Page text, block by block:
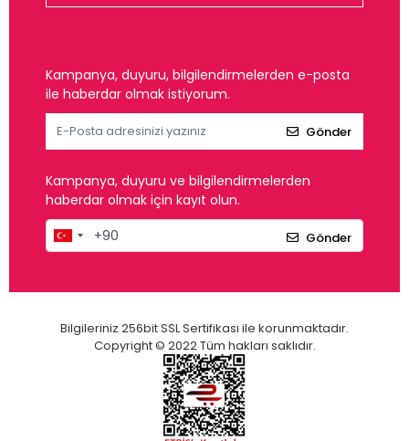
Kampanya, duyuru, bilgilendirmelerden e-posta
ile haberdar olmak istiyorum.
Gönder
Kampanya, duyuru ve bilgilendirmelerden
haberdar olmak için kayıt olun.
Gönder
Bilgileriniz 256bit SSL Sertifikası ile korunmaktadır.
Copyright © 2022 Tüm hakları saklıdır.